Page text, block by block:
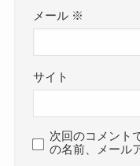
メール ※
サイト
次回のコメント
の名前、メール